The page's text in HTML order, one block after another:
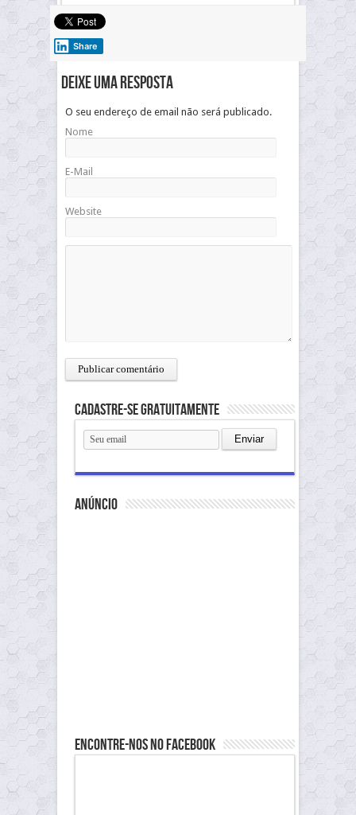
Share
Deixe uma resposta
O seu endereço de email não será publicado.
Nome
E-Mail
Website
Cadastre-se gratuitamente
anúncio
Encontre-nos no Facebook